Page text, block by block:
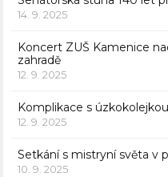
14. 9. 2025
Koncert ZUŠ Kamenice
zahradě
12. 9. 2025
Komplikace s úzkokolejkou
12. 9. 2025
Setkání s mistryní světa v
10. 9. 2025